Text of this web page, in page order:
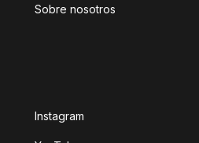
Sobre nosotros
Instagram